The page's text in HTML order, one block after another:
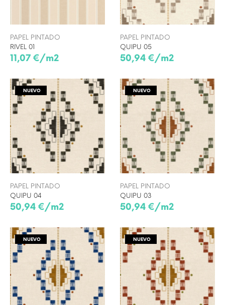
PAPEL PINTADO
RIVEL 01
11,07 €/m2
PAPEL PINTADO
QUIPU 05
50,94 €/m2
NUEVO
PAPEL PINTADO
QUIPU 04
50,94 €/m2
NUEVO
PAPEL PINTADO
QUIPU 03
50,94 €/m2
NUEVO NUEVO